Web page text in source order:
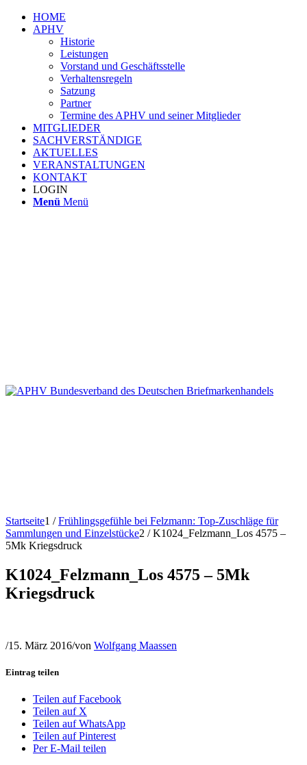
HOME
APHV
Historie
Leistungen
Vorstand und Geschäftsstelle
Verhaltensregeln
Satzung
Partner
Termine des APHV und seiner Mitglieder
MITGLIEDER
SACHVERSTÄNDIGE
AKTUELLES
VERANSTALTUNGEN
KONTAKT
LOGIN
Menü Menü
Startseite1 / Frühlingsgefühle bei Felzmann: Top-Zuschläge für
Sammlungen und Einzelstücke2 / K1024_Felzmann_Los 4575 –
5Mk Kriegsdruck
K1024_Felzmann_Los 4575 – 5Mk
Kriegsdruck
/15. März 2016/von Wolfgang Maassen
Eintrag teilen
Teilen auf Facebook
Teilen auf X
Teilen auf WhatsApp
Teilen auf Pinterest
Per E-Mail teilen